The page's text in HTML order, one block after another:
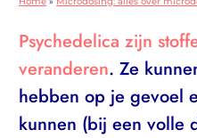
Psychedelica zijn
veranderen. Ze
hebben op je gevoel
kunnen (bij een volle